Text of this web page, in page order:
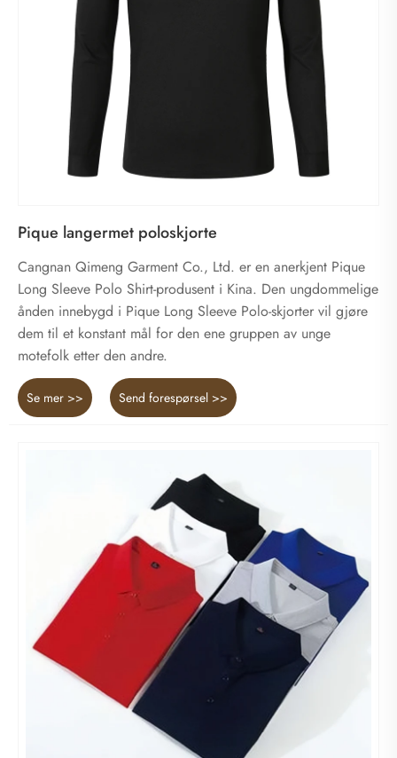
Pique langermet poloskjorte
Cangnan Qimeng Garment Co., Ltd. er en anerkjent Pique
Long Sleeve Polo Shirt-produsent i Kina. Den ungdommelige
ånden innebygd i Pique Long Sleeve Polo-skjorter vil gjøre
dem til et konstant mål for den ene gruppen av unge
motefolk etter den andre.
Se mer >> Send forespørsel >>